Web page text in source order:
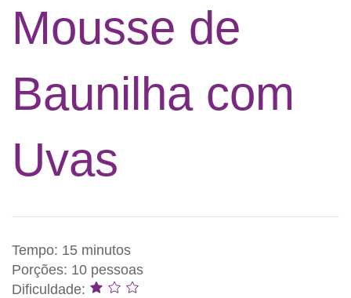
Mousse de
Baunilha com
Uvas
Tempo: 15 minutos
Porções: 10 pessoas
Dificuldade: